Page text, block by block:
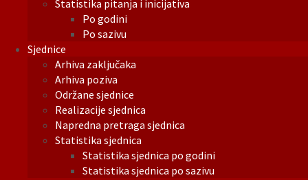
Statistika pitanja i inicijativa
Po godini
Po sazivu
Sjednice
Arhiva zaključaka
Arhiva poziva
Održane sjednice
Realizacije sjednica
Napredna pretraga sjednica
Statistika sjednica
Statistika sjednica po godini
Statistika sjednica po sazivu